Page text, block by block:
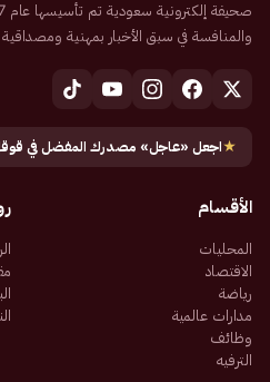
والمنافسة في سبق الأخبار بمهنية
★اجعل «عاجل» مصدرك المفضل في
الأقسام
المحليات
الاقتصاد
رياضة
مدارات عالمية
وظائف
الترفيه